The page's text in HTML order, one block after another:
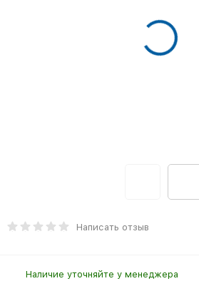
Написать отзыв
Наличие уточняйте у менеджера